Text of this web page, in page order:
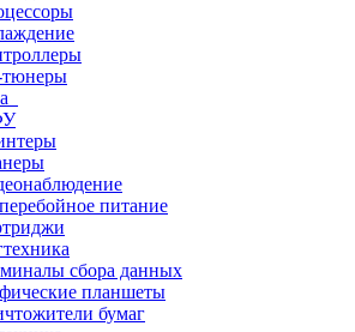
питание
сбора данных
планшеты
бумаг